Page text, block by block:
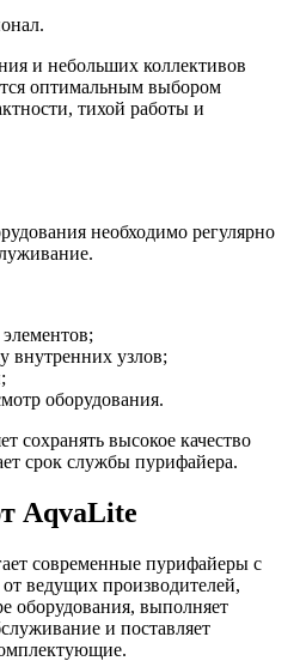
и небольших коллективов
оптимальным выбором
тихой работы и
необходимо регулярно
внутренних узлов;
оборудования.
сохранять высокое качество
срок службы пурифайера.
AqvaLite
современные пурифайеры с
ведущих производителей,
оборудования, выполняет
и поставляет